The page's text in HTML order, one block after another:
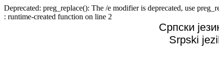
Deprecated: preg_replace(): The /e modifier is deprecated, use
: runtime-created function on line 2
Српски
Srpski